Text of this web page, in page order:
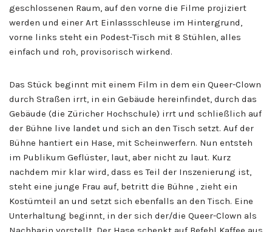
geschlossenen Raum, auf den vorne die Filme projiziert
werden und einer Art Einlassschleuse im Hintergrund,
vorne links steht ein Podest-Tisch mit 8 Stühlen, alles
einfach und roh, provisorisch wirkend.
Das Stück beginnt mit einem Film in dem ein Queer-Clown
durch Straßen irrt, in ein Gebäude hereinfindet, durch das
Gebäude (die Züricher Hochschule) irrt und schließlich auf
der Bühne live landet und sich an den Tisch setzt. Auf der
Bühne hantiert ein Hase, mit Scheinwerfern. Nun entsteh
im Publikum Geflüster, laut, aber nicht zu laut. Kurz
nachdem mir klar wird, dass es Teil der Inszenierung ist,
steht eine junge Frau auf, betritt die Bühne , zieht ein
Kostümteil an und setzt sich ebenfalls an den Tisch. Eine
Unterhaltung beginnt, in der sich der/die Queer-Clown als